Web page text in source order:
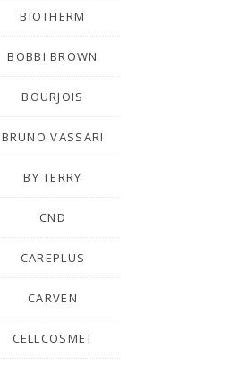
BIOTHERM
BOBBI BROWN
BOURJOIS
BRUNO VASSARI
BY TERRY
CND
CAREPLUS
CARVEN
CELLCOSMET